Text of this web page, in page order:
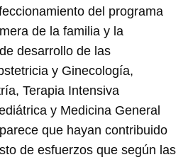
del programa
de la familia y la
desarrollo de las
y Ginecología,
Terapia Intensiva
y Medicina General
que hayan contribuido
de esfuerzos que según las